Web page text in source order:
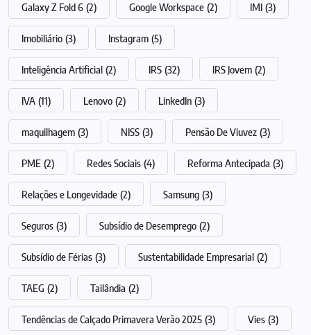
Galaxy Z Fold 6 (2) Google Workspace (2) IMI (3)
Imobiliário (3) Instagram (5)
Inteligência Artificial (2) IRS (32) IRS Jovem (2)
IVA (11) Lenovo (2) LinkedIn (3)
maquilhagem (3) NISS (3) Pensão De Viuvez (3)
PME (2) Redes Sociais (4) Reforma Antecipada (3)
Relações e Longevidade (2) Samsung (3)
Seguros (3) Subsídio de Desemprego (2)
Subsídio de Férias (3) Sustentabilidade Empresarial (2)
TAEG (2) Tailândia (2)
Tendências de Calçado Primavera Verão 2025 (3) Vies (3)